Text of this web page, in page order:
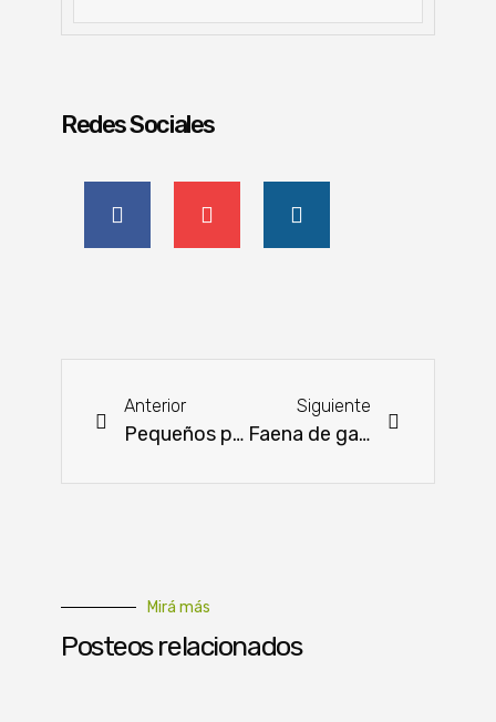
Redes Sociales
Anterior
Pequeños productores recibieron insumos de fertilización y control de plagas
Siguiente
Faena de ganado vacuno abarcó 73,4% de la capacidad industrial
Mirá más
Posteos relacionados